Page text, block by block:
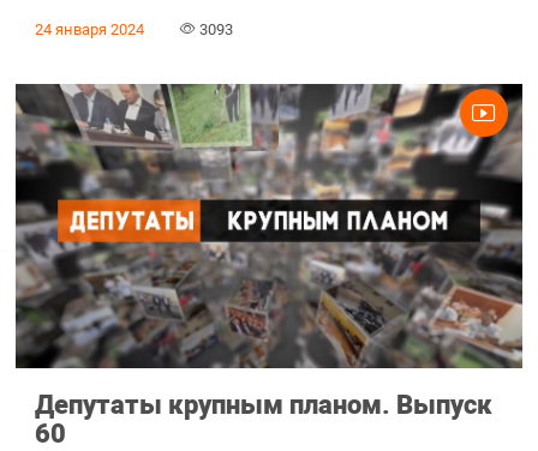
24 января 2024 3093
Депутаты крупным планом. Выпуск
60